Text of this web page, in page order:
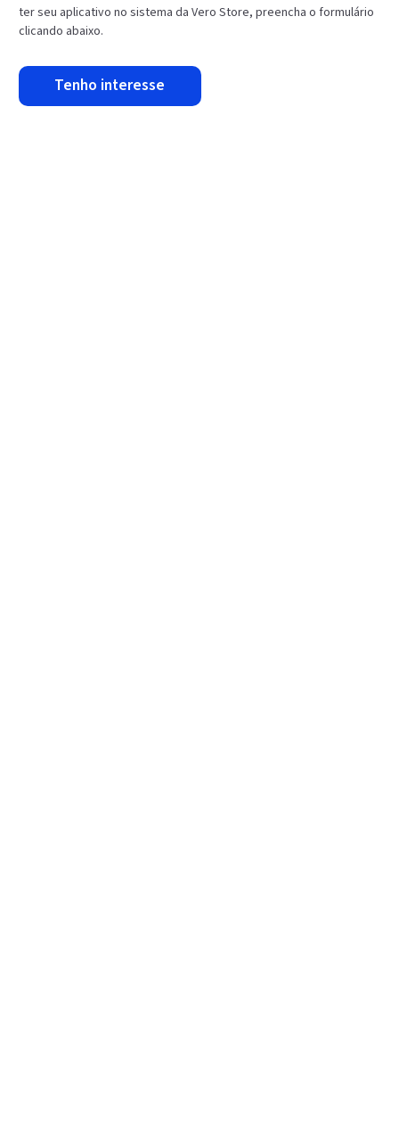
ter seu aplicativo no sistema da Vero Store, preencha o formulário
clicando abaixo.
tenho interesse